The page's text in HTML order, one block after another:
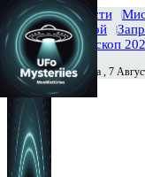
Главная Новости
Тайны вселенной
История
Гороскоп
Сегодня Пятница , 7